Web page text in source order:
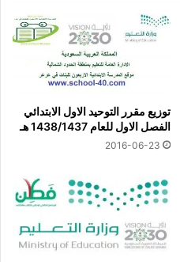
توزيع مقرر التوحيد الاول الابتدائي
الفصل الاول للعام 1438/1437 هـ
2016-06-23